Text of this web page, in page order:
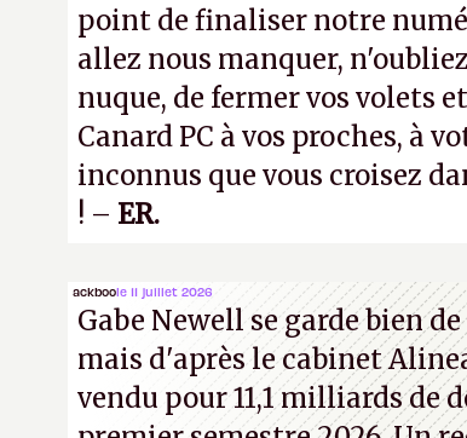
point de finaliser notre
allez nous manquer,
nuque, de fermer vos volets
Canard PC à vos proches, à
inconnus que vous croisez
! – ER.
ackboole 11 juillet 2026
Gabe Newell se garde bien
mais d'après le cabinet
vendu pour 11,1 milliards de